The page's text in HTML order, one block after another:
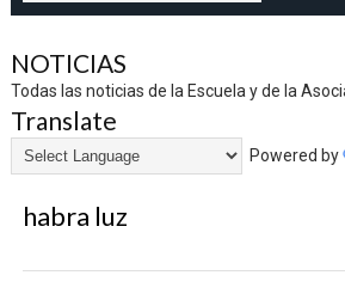
NOTICIAS
Todas las noticias de la Escuela y de la
Translate
Powered by
habra luz